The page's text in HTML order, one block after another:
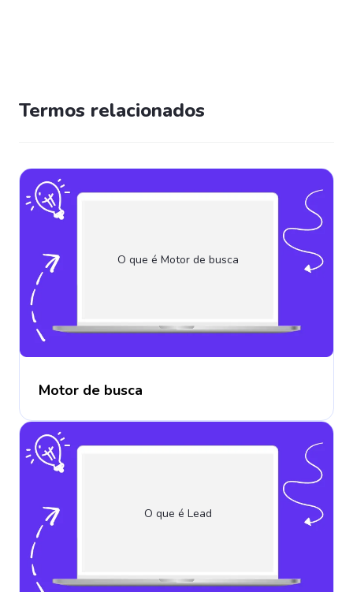
Termos relacionados
O que é Motor de busca
Motor de busca
O que é Lead